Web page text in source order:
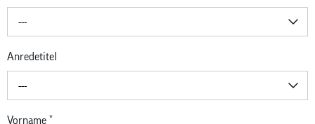
---
Anredetitel
---
Vorname *